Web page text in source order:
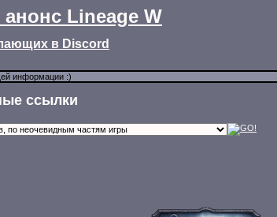
Lineage W
в Discord
ссылки